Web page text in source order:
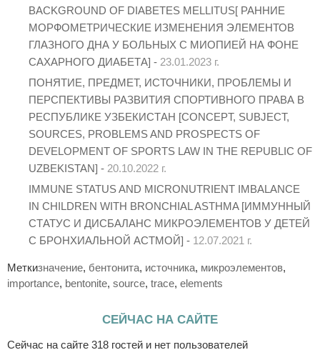
BACKGROUND OF DIABETES MELLITUS[ РАННИЕ
МОРФОМЕТРИЧЕСКИЕ ИЗМЕНЕНИЯ ЭЛЕМЕНТОВ
ГЛАЗНОГО ДНА У БОЛЬНЫХ С МИОПИЕЙ НА ФОНЕ
САХАРНОГО ДИАБЕТА] - 23.01.2023 г.
ПОНЯТИЕ, ПРЕДМЕТ, ИСТОЧНИКИ, ПРОБЛЕМЫ И
ПЕРСПЕКТИВЫ РАЗВИТИЯ СПОРТИВНОГО ПРАВА В
РЕСПУБЛИКЕ УЗБЕКИСТАН [CONCEPT, SUBJECT,
SOURCES, PROBLEMS AND PROSPECTS OF
DEVELOPMENT OF SPORTS LAW IN THE REPUBLIC OF
UZBEKISTAN] - 20.10.2022 г.
IMMUNE STATUS AND MICRONUTRIENT IMBALANCE
IN CHILDREN WITH BRONCHIAL ASTHMA [ИММУННЫЙ
СТАТУС И ДИСБАЛАНС МИКРОЭЛЕМЕНТОВ У ДЕТЕЙ
С БРОНХИАЛЬНОЙ АСТМОЙ] - 12.07.2021 г.
Меткизначение, бентонита, источника, микроэлементов,
importance, bentonite, source, trace, elements
СЕЙЧАС НА САЙТЕ
Сейчас на сайте 318 гостей и нет пользователей